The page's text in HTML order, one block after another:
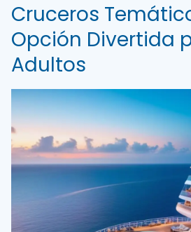
Cruceros
Opción Divertida
Adultos